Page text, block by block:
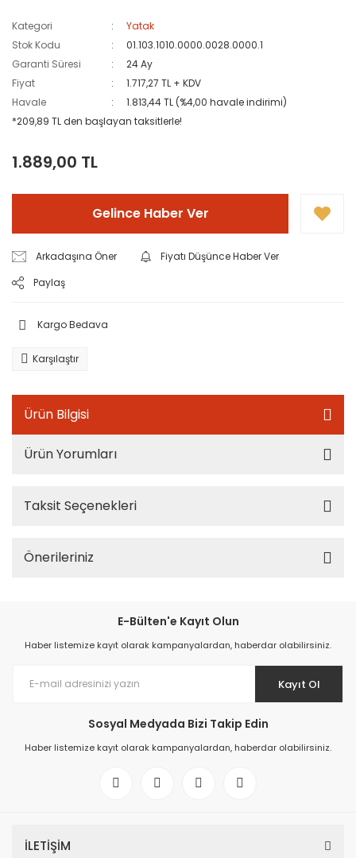
Kategori
Yatak
Stok Kodu
01.103.1010.0000.0028.0000.1
Garanti Süresi
24 Ay
Fiyat
1.717,27 TL + KDV
Havale
1.813,44 TL (%4,00 havale indirimi)
*209,89 TL den başlayan taksitlerle!
1.889,00 TL
Gelince Haber Ver
Arkadaşına Öner
Fiyatı Düşünce Haber Ver
Paylaş
Kargo Bedava
Karşılaştır
Ürün Bilgisi
Ürün Yorumları
Taksit Seçenekleri
Önerileriniz
E-Bülten'e Kayıt Olun
Haber listemize kayıt olarak kampanyalardan, haberdar olabilirsiniz.
Kayıt Ol
Sosyal Medyada Bizi Takip Edin
Haber listemize kayıt olarak kampanyalardan, haberdar olabilirsiniz.
İLETİŞİM